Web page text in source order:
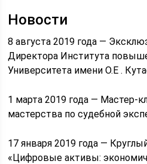
Новости
8 августа 2019 года —
Директора Института
Университета имени О.Е .
1 марта 2019 года — Мастер-
мастерства по судебной
17 января 2019 года —
«Цифровые активы: